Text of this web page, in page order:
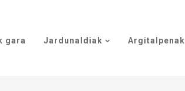
gara Jardunaldiak Argitalpenak